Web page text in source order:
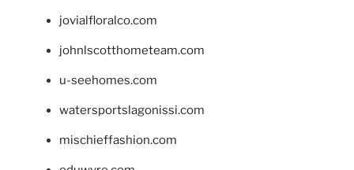
jovialfloralco.com
johnlscotthometeam.com
u-seehomes.com
watersportslagonissi.com
mischieffashion.com